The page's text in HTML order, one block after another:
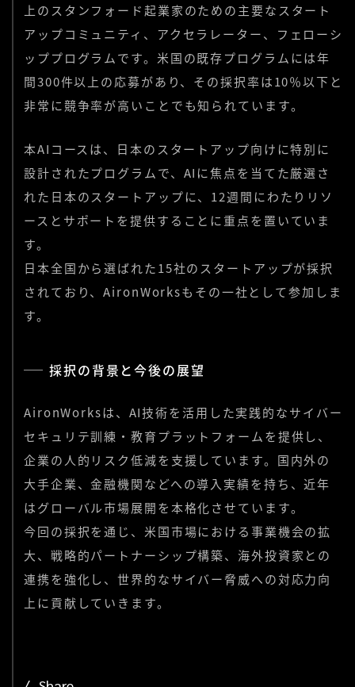
上のスタンフォード起業家のための主要なスタート
アップコミュニティ、アクセラレーター、フェローシ
ッププログラムです。米国の既存プログラムには年
間300件以上の応募があり、その採択率は10％以下と
非常に競争率が高いことでも知られています。
本AIコースは、日本のスタートアップ向けに特別に
設計されたプログラムで、AIに焦点を当てた厳選さ
れた日本のスタートアップに、12週間にわたりリソ
ースとサポートを提供することに重点を置いていま
す。
日本全国から選ばれた15社のスタートアップが採択
されており、AironWorksもその一社として参加しま
す。
採択の背景と今後の展望
AironWorksは、AI技術を活用した実践的なサイバー
セキュリテ訓練・教育プラットフォームを提供し、
企業の人的リスク低減を支援しています。国内外の
大手企業、金融機関などへの導入実績を持ち、近年
はグローバル市場展開を本格化させています。
今回の採択を通じ、米国市場における事業機会の拡
大、戦略的パートナーシップ構築、海外投資家との
連携を強化し、世界的なサイバー脅威への対応力向
上に貢献していきます。